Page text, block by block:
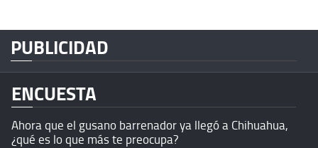
PUBLICIDAD
ENCUESTA
Ahora que el gusano barrenador ya llegó a Chihuahua,
¿qué es lo que más te preocupa?